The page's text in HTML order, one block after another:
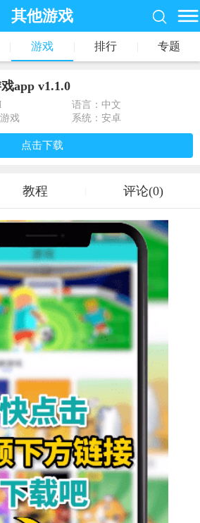
其他游戏
游戏 排行 专题
app v1.1.0
语言：中文
戏
系统：安卓
点击下载
教程 评论(0)